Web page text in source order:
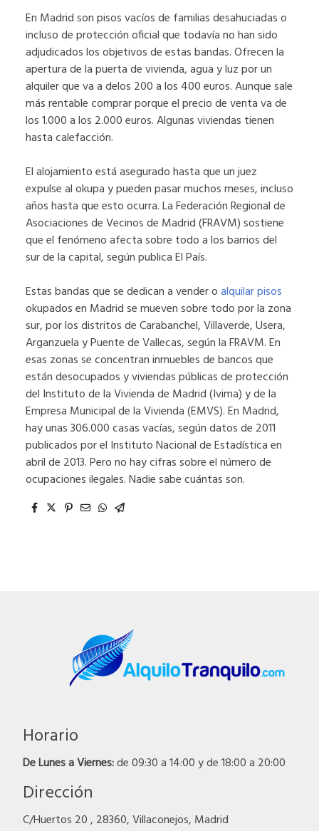
En Madrid son pisos vacíos de familias desahuciadas o
incluso de protección oficial que todavía no han sido
adjudicados los objetivos de estas bandas. Ofrecen la
apertura de la puerta de vivienda, agua y luz por un
alquiler que va a delos 200 a los 400 euros. Aunque sale
más rentable comprar porque el precio de venta va de
los 1.000 a los 2.000 euros. Algunas viviendas tienen
hasta calefacción.
El alojamiento está asegurado hasta que un juez
expulse al okupa y pueden pasar muchos meses, incluso
años hasta que esto ocurra. La Federación Regional de
Asociaciones de Vecinos de Madrid (FRAVM) sostiene
que el fenómeno afecta sobre todo a los barrios del
sur de la capital, según publica El País.
Estas bandas que se dedican a vender oalquilar pisos
okupados en Madrid se mueven sobre todo por la zona
sur, por los distritos de Carabanchel, Villaverde, Usera,
Arganzuela y Puente de Vallecas, según la FRAVM. En
esas zonas se concentran inmuebles de bancos que
están desocupados y viviendas públicas de protección
del Instituto de la Vivienda de Madrid (Ivima) y de la
Empresa Municipal de la Vivienda (EMVS). En Madrid,
hay unas 306.000 casas vacías, según datos de 2011
publicados por el Instituto Nacional de Estadística en
abril de 2013. Pero no hay cifras sobre el número de
ocupaciones ilegales. Nadie sabe cuántas son.
Horario
De Lunes a Viernes:de 09:30 a 14:00 y de 18:00 a 20:00
Dirección
C/Huertos 20 , 28360, Villaconejos, Madrid